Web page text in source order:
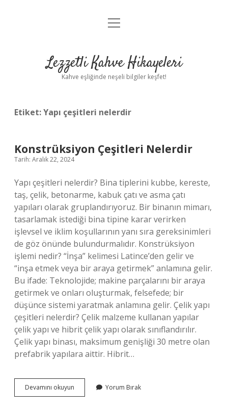
Anasayfa
Yasal Uyarı
menüyü
Lezzetli Kahve Hikayeleri
Kahve eşliğinde neşeli bilgiler keşfet!
Etiket:Yapı çeşitleri nelerdir
Konstrüksiyon Çeşitleri Nelerdir
Tarih: Aralık 22, 2024
Yapı çeşitleri nelerdir? Bina tiplerini kubbe, kereste,
taş, çelik, betonarme, kabuk çatı ve asma çatı
yapıları olarak gruplandırıyoruz. Bir binanın mimarı,
tasarlamak istediği bina tipine karar verirken
işlevsel ve iklim koşullarının yanı sıra gereksinimleri
de göz önünde bulundurmalıdır. Konstrüksiyon
işlemi nedir? “İnşa” kelimesi Latince’den gelir ve
“inşa etmek veya bir araya getirmek” anlamına gelir.
Bu ifade: Teknolojide; makine parçalarını bir araya
getirmek ve onları oluşturmak, felsefede; bir
düşünce sistemi yaratmak anlamına gelir. Çelik yapı
çeşitleri nelerdir? Çelik malzeme kullanan yapılar
çelik yapı ve hibrit çelik yapı olarak sınıflandırılır.
Çelik yapı binası, maksimum genişliği 30 metre olan
prefabrik yapılara aittir. Hibrit…
Devamını okuyun Konstrüksiyon
Çeşitleri
Yorum Bırak